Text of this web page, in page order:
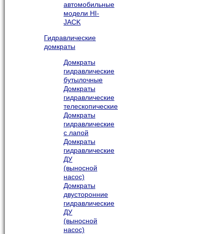
автомобильные
модели HI-
JACK
Гидравлические
домкраты
Домкраты
гидравлические
бутылочные
Домкраты
гидравлические
телескопические
Домкраты
гидравлические
с лапой
Домкраты
гидравлические
ДУ
(выносной
насос)
Домкраты
двусторонние
гидравлические
ДУ
(выносной
насос)